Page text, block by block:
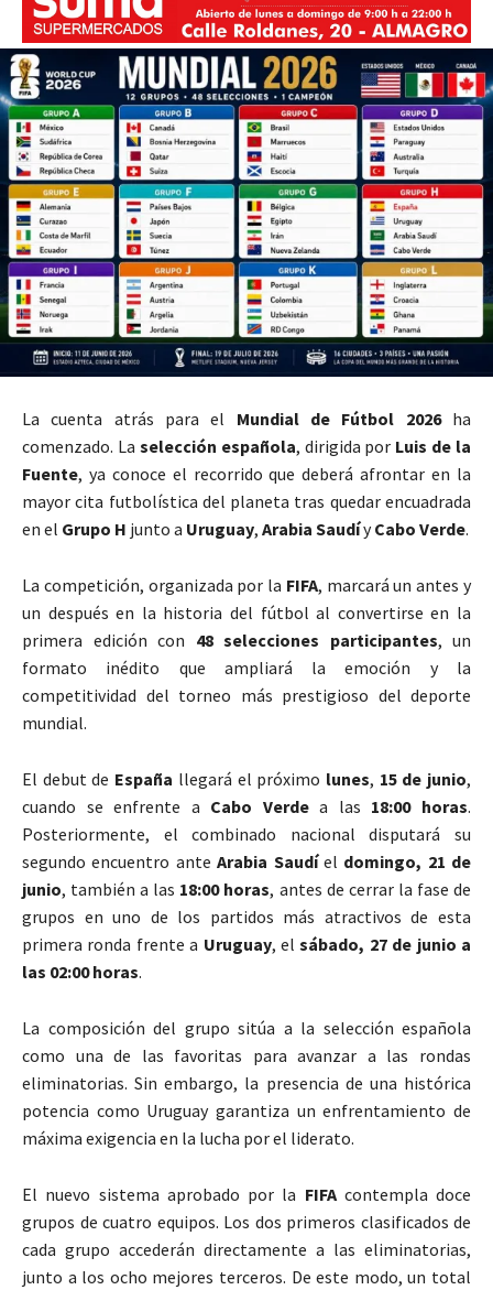
La cuenta atrás para el Mundial de Fútbol 2026ha
comenzado. La selección española, dirigida por Luis de la
Fuente, ya conoce el recorrido que deberá afrontar en la
mayor cita futbolística del planeta tras quedar encuadrada
en el Grupo H junto a Uruguay, Arabia SaudíyCabo Verde.
La competición, organizada por la FIFA, marcará un antes y
un después en la historia del fútbol al convertirse en la
primera edición con 48 selecciones participantes, un
formato inédito que ampliará la emoción y la
competitividad del torneo más prestigioso del deporte
mundial.
El debut de España llegará el próximo lunes, 15 de junio,
cuando se enfrente a Cabo Verdea las 18:00 horas.
Posteriormente, el combinado nacional disputará su
segundo encuentro anteArabia Saudíel domingo, 21 de
junio, también a las 18:00 horas, antes de cerrar la fase de
grupos en uno de los partidos más atractivos de esta
primera ronda frente a Uruguay, elsábado, 27 de junio a
las 02:00 horas.
La composición del grupo sitúa a la selección española
como una de las favoritas para avanzar a las rondas
eliminatorias. Sin embargo, la presencia de una histórica
potencia como Uruguay garantiza un enfrentamiento de
máxima exigencia en la lucha por el liderato.
El nuevo sistema aprobado por la FIFAcontempla doce
grupos de cuatro equipos. Los dos primeros clasificados de
cada grupo accederán directamente a las eliminatorias,
junto a los ocho mejores terceros. De este modo, un total